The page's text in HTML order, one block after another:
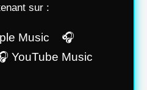
sur :
Music 🎧
YouTube Music